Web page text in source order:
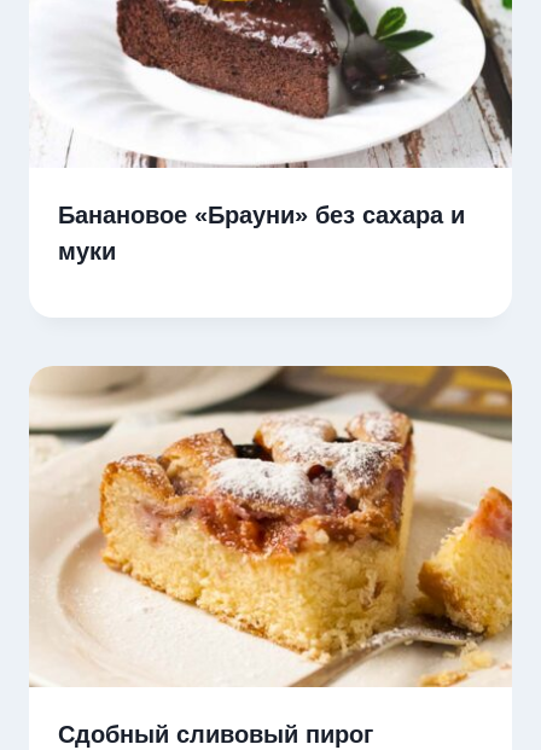
Банановое «Брауни» без сахара и
муки
Сдобный сливовый пирог